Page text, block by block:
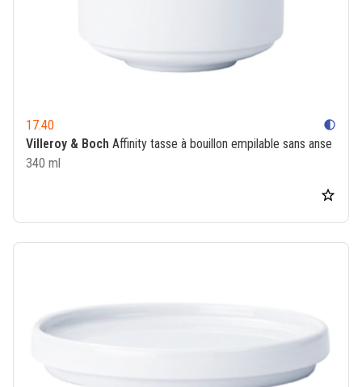
17.40 contrast
Villeroy & Boch Affinity tasse à bouillon empilable sans anse
340 ml